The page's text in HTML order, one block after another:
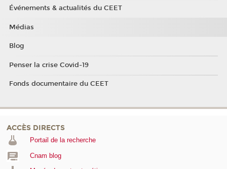
Événements & actualités du CEET
Médias
Blog
Penser la crise Covid-19
Fonds documentaire du CEET
ACCÈS DIRECTS
Portail de la recherche
Cnam blog